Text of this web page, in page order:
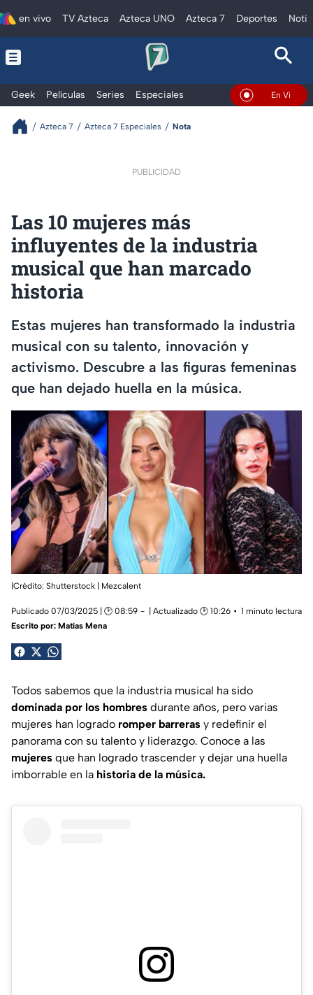
en vivo TV Azteca Azteca UNO Azteca 7 Deportes
Geek Películas Series Especiales En Vivo
Azteca 7 Azteca 7 Especiales Nota
PUBLICIDAD
Las 10 mujeres más
influyentes de la industria
musical que han marcado
historia
Estas mujeres han transformado la industria
musical con su talento, innovación y
activismo. Descubre a las figuras femeninas
que han dejado huella en la música.
|Crédito: Shutterstock | Mezcalent
Publicado 07/03/2025 | 🕑 08:59 | Actualizado 🕑 10:26
1 minuto lectura
Escrito por: Matías Mena
Todos sabemos que la industria musical ha sido
dominada por los hombres durante años, pero varias
mujeres han logrado romper barreras y redefinir el
panorama con su talento y liderazgo. Conoce a las
mujeres que han logrado trascender y dejar una huella
imborrable en la historia de la música.